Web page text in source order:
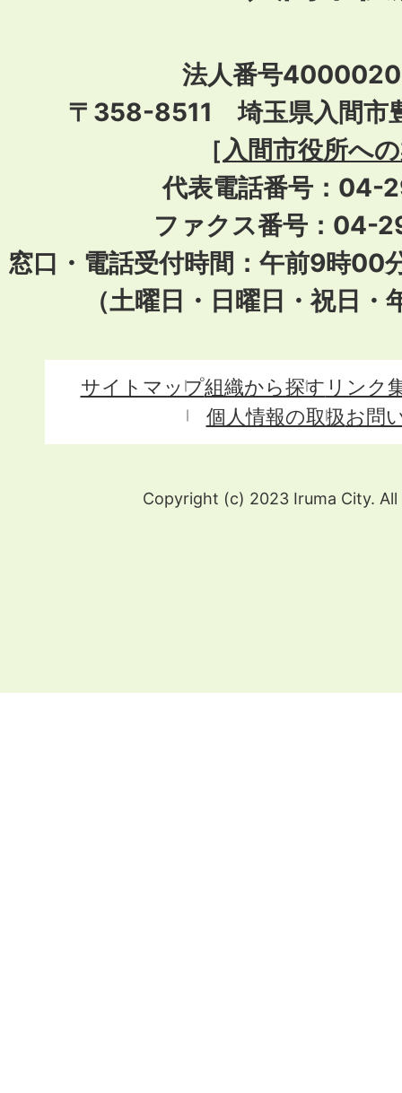
法人番号
〒358-8511 埼玉県入間市
［入間市役所へ
代表電話番号：04-
ファクス番号：04-
窓口・電話受付時間：午前9時00
（土曜日・日曜日・祝日
サイトマップ組織から探す リンク
個人情報の取扱お問
Copyright (c) 2023 Iruma City. All